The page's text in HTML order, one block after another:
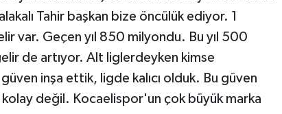
Tahir başkan bize öncülük ediyor. 1
var. Geçen yıl 850 milyondu. Bu yıl 500
de artıyor. Alt liglerdeyken kimse
inşa ettik, ligde kalıcı olduk. Bu güven
değil. Kocaelispor'un çok büyük marka